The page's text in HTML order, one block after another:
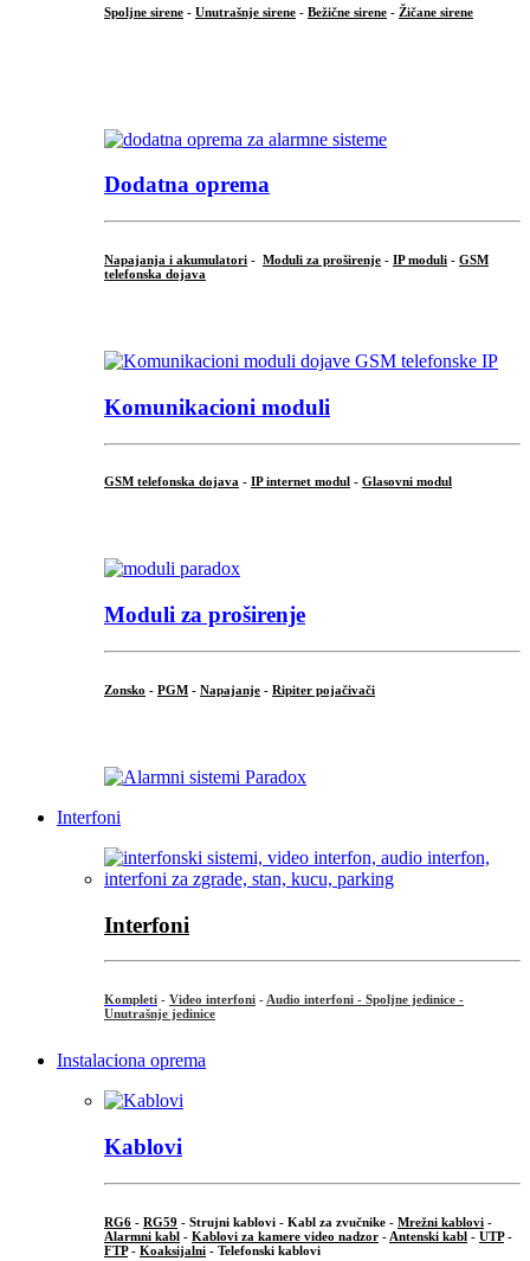
Spoljne sirene - Unutrašnje sirene - Bežične sirene - Žičane sirene
Dodatna oprema
Napajanja i akumulatori - Moduli za proširenje - IP moduli - GSM
telefonska dojava
Komunikacioni moduli
GSM telefonska dojava - IP internet modul - Glasovni modul
Moduli za proširenje
Zonsko - PGM - Napajanje - Ripiter pojačivači
Interfoni
Interfoni
Kompleti - Video interfoni - Audio interfoni - Spoljne jedinice -
Unutrašnje jedinice
Instalaciona oprema
Kablovi
RG6 - RG59 - Strujni kablovi - Kabl za zvučnike - Mrežni kablovi -
Alarmni kabl - Kablovi za kamere video nadzor - Antenski kabl - UTP-
FTP- Koaksijalni - Telefonski kablovi